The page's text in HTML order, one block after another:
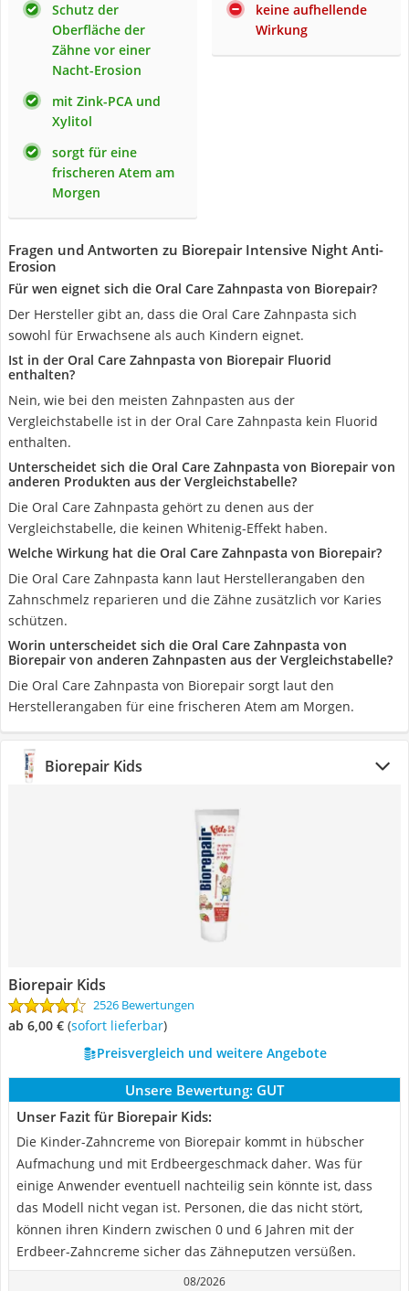
Schutz der
Oberfläche der
Zähne vor einer
Nacht-Erosion
mit Zink-PCA und
Xylitol
sorgt für eine
frischeren Atem am
Morgen
keine aufhellende
Wirkung
Fragen und Antworten zu Biorepair Intensive Night Anti-
Erosion
Für wen eignet sich die Oral Care Zahnpasta von Biorepair?
Der Hersteller gibt an, dass die Oral Care Zahnpasta sich
sowohl für Erwachsene als auch Kindern eignet.
Ist in der Oral Care Zahnpasta von Biorepair Fluorid
enthalten?
Nein, wie bei den meisten Zahnpasten aus der
Vergleichstabelle ist in der Oral Care Zahnpasta kein Fluorid
enthalten.
Unterscheidet sich die Oral Care Zahnpasta von Biorepair von
anderen Produkten aus der Vergleichstabelle?
Die Oral Care Zahnpasta gehört zu denen aus der
Vergleichstabelle, die keinen Whitenig-Effekt haben.
Welche Wirkung hat die Oral Care Zahnpasta von Biorepair?
Die Oral Care Zahnpasta kann laut Herstellerangaben den
Zahnschmelz reparieren und die Zähne zusätzlich vor Karies
schützen.
Worin unterscheidet sich die Oral Care Zahnpasta von
Biorepair von anderen Zahnpasten aus der Vergleichstabelle?
Die Oral Care Zahnpasta von Biorepair sorgt laut den
Herstellerangaben für eine frischeren Atem am Morgen.
Biorepair Kids
Biorepair Kids
2526 Bewertungen
ab 6,00 € ( Sofort lieferbar)
Preisvergleich und weitere Angebote
Unsere Bewertung: GUT
Unser Fazit für Biorepair Kids:
Die Kinder-Zahncreme von Biorepair kommt in hübscher
Aufmachung und mit Erdbeergeschmack daher. Was für
einige Anwender eventuell nachteilig sein könnte ist, dass
das Modell nicht vegan ist. Personen, die das nicht stört,
können ihren Kindern zwischen 0 und 6 Jahren mit der
Erdbeer-Zahncreme sicher das Zähneputzen versüßen.
08/2026